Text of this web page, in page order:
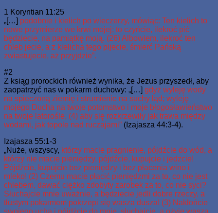
1 Koryntian 11:25
„[…] podobnie i kielich po wieczerzy, mówiąc: Ten kielich to
nowe przymierze we krwi mojej; to czyńcie, ilekroć pić
będziecie, na pamiątkę moją. (26) Albowiem, ilekroć ten
chleb jecie, a z kielicha tego pijecie, śmierć Pańską
zwiastujecie, aż przyjdzie”.
#2
Z ksiąg prorockich również wynika, że Jezus przyszedł, aby
zaopatrzyć nas w pokarm duchowy: „[…] gdyż wyleję wody
na spieczoną ziemię i strumienie na suchy ląd; wyleję
mojego Ducha na twoje potomstwo i moje błogosławieństwo
na twoje latorośle, (4) aby się rozkrzewiły jak trawa między
wodami, jak topole nad ruczajami” (Izajasza 44:3-4).
Izajasza 55:1-3
„Nuże, wszyscy, którzy macie pragnienie, pójdźcie do wód, a
którzy nie macie pieniędzy, pójdźcie, kupujcie i jedzcie!
Pójdźcie, kupujcie bez pieniędzy i bez płacenia wino i
mleko! (2) Czemu macie płacić pieniędzmi za to, co nie jest
chlebem, dawać ciężko zdobyty zarobek za to, co nie syci?
Słuchajcie mnie uważnie, a będziecie jedli dobre rzeczy, a
tłustym pokarmem pokrzepi się wasza dusza! (3) Nakłońcie
swojego ucha i pójdźcie do mnie, słuchajcie, a ożyje wasza